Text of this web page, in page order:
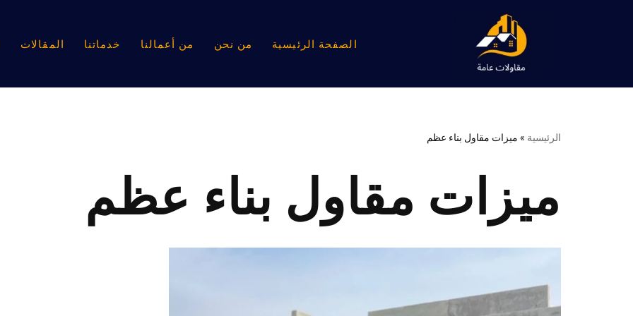
الصفحة الرئيسية من نحن من أعمالنا خدماتنا المقالات
الرئيسية » ميزات مقاول بناء عظم
ميزات مقاول بناء عظم